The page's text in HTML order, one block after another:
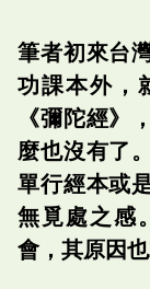
筆者初來台
功課本外，
《彌陀經》
麼也沒有了
單行經本或
無覓處之感
會，其原因也